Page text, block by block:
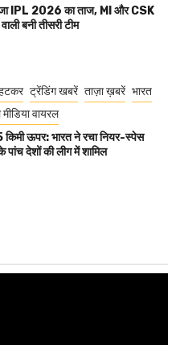
IPL 2026 का ताज, MI और CSK
बनी तीसरी टीम
ट्रेंडिंग खबरें ताज़ा ख़बरें भारत
वायरल
किमी ऊपर: भारत ने रचा नियर-स्पेस
पांच देशों की लीग में शामिल